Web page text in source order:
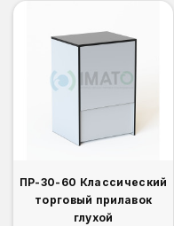
ПР-30-60 Классический
торговый прилавок
глухой